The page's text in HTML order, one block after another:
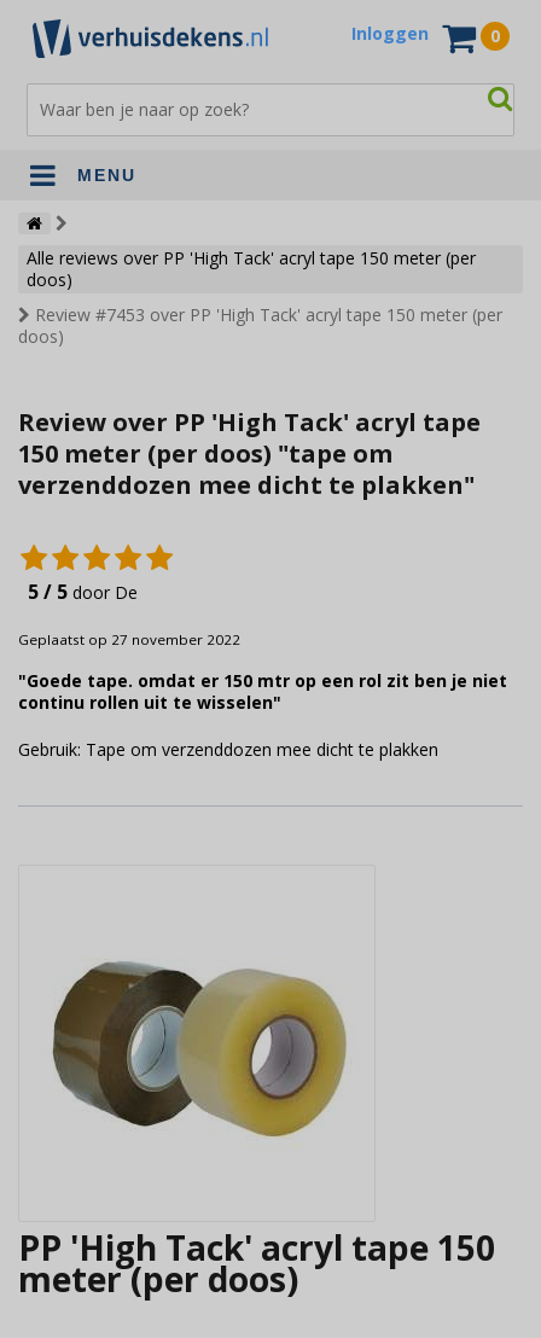
Inloggen 0
MENU
Verhuisdekens
Opslagdekens
Terrasdekens
Alle reviews over PP 'High Tack' acryl tape 150 meter (per
doos)
Review #7453 over PP 'High Tack' acryl tape 150 meter (per
doos)
Review over PP 'High Tack' acryl tape
150 meter (per doos) "tape om
verzenddozen mee dicht te plakken"
5 / 5 door De
Geplaatst op 27 november 2022
"Goede tape. omdat er 150 mtr op een rol zit ben je niet
continu rollen uit te wisselen"
Gebruik: Tape om verzenddozen mee dicht te plakken
PP 'High Tack' acryl tape 150
meter (per doos)